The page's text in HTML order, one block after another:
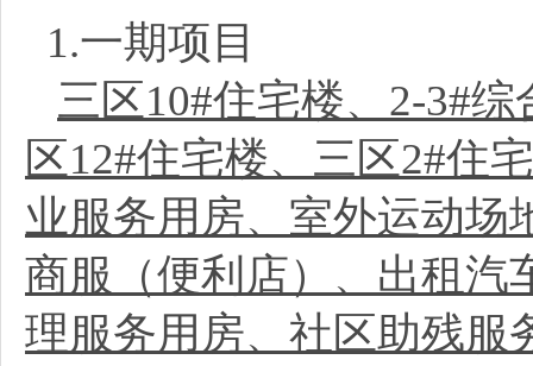
1.一期项目
三区10#住宅楼、2-3#
区12#住宅楼、三区2#住
业服务用房、室外运动场
商服（便利店）、出租汽
理服务用房、社区助残服